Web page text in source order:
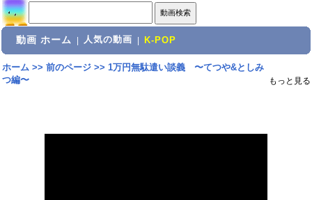
動画 ホーム 人気の動画 K-POP
ホーム>> 前のページ>> 1万円無駄遣い談義 〜てつや&としみ
つ編〜
もっと見る